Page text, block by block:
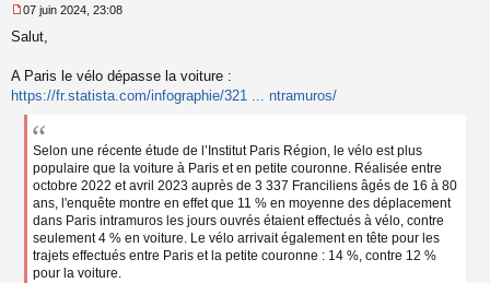
e
s
g
07 juin 2024, 23:08
Salut,
A Paris le vélo dépasse la voiture :
https://fr.statista.com/infographie/321 ... ntramuros/
Selon une récente étude de l’Institut Paris Région, le vélo est plus
populaire que la voiture à Paris et en petite couronne. Réalisée entre
octobre 2022 et avril 2023 auprès de 3 337 Franciliens âgés de 16 à 80
ans, l'enquête montre en effet que 11 % en moyenne des déplacement
dans Paris intramuros les jours ouvrés étaient effectués à vélo, contre
seulement 4 % en voiture. Le vélo arrivait également en tête pour les
trajets effectués entre Paris et la petite couronne : 14 %, contre 12 %
pour la voiture.